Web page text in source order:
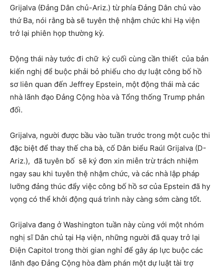
Grijalva (Đảng Dân chủ-Ariz.) từ phía Đảng Dân chủ vào
thứ Ba, nói rằng bà sẽ tuyên thệ nhậm chức khi Hạ viện
trở lại phiên họp thường kỳ.
Động thái này tước đi chữ ký cuối cùng cần thiết của bản
kiến ​​nghị để buộc phải bỏ phiếu cho dự luật công bố hồ
sơ liên quan đến Jeffrey Epstein, một động thái mà các
nhà lãnh đạo Đảng Cộng hòa và Tổng thống Trump phản
đối.
Grijalva, người được bầu vào tuần trước trong một cuộc thi
đặc biệt để thay thế cha bà, cố Dân biểu Raúl Grijalva (D-
Ariz.), đã tuyên bố sẽ ký đơn xin miễn trừ trách nhiệm
ngay sau khi tuyên thệ nhậm chức, và các nhà lập pháp
lưỡng đảng thúc đẩy việc công bố hồ sơ của Epstein đã hy
vọng có thể khởi động quá trình này càng sớm càng tốt.
Grijalva đang ở Washington tuần này cùng với một nhóm
nghị sĩ Dân chủ tại Hạ viện, những người đã quay trở lại
Điện Capitol trong thời gian nghỉ để gây áp lực buộc các
lãnh đạo Đảng Cộng hòa đàm phán một dự luật tài trợ